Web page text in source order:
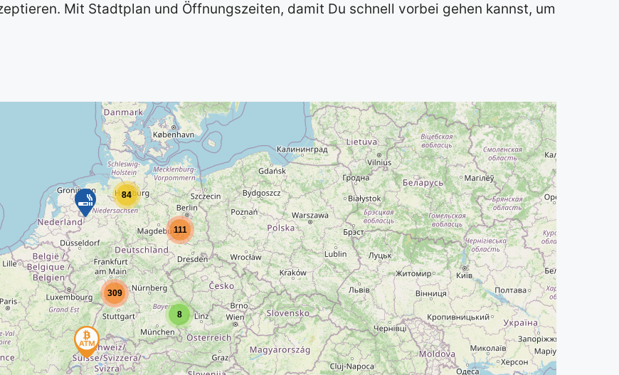
Mit Stadtplan und Öffnungszeiten, damit Du schnell vorbei gehen kannst, um
8
84
309
111